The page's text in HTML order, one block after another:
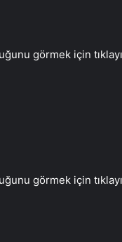
görmek için
görmek için